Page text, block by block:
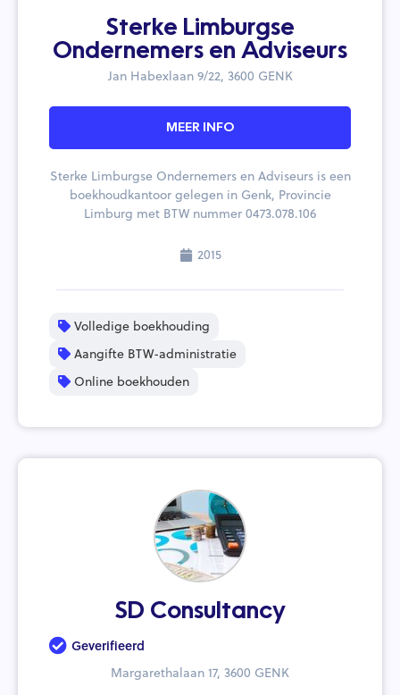
Sterke Limburgse
Ondernemers en Adviseurs
Jan Habexlaan 9/22, 3600 GENK
MEER INFO
Sterke Limburgse Ondernemers en Adviseurs is een
boekhoudkantoor gelegen in Genk, Provincie
Limburg met BTW nummer 0473.078.106
2015
Volledige boekhouding
Aangifte BTW-administratie
Online boekhouden
SD Consultancy
Geverifieerd
Margarethalaan 17, 3600 GENK